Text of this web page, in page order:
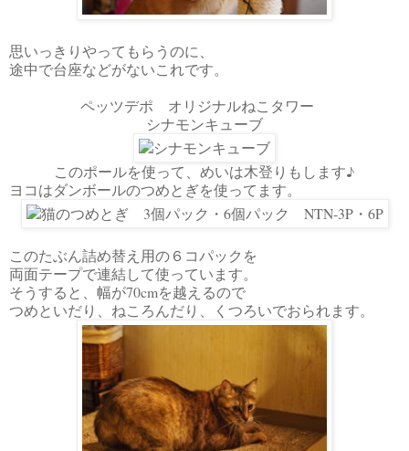
思いっきりやってもらうのに、
途中で台座などがないこれです。
ペッツデポ オリジナルねこタワー
シナモンキューブ
このポールを使って、めいは木登りもします♪
ヨコはダンボールのつめとぎを使ってます。
このたぶん詰め替え用の６コパックを
両面テープで連結して使っています。
そうすると、幅が70cmを越えるので
つめといだり、ねころんだり、くつろいでおられます。